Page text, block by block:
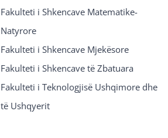
Fakulteti i Shkencave Matematike-
Natyrore
Fakulteti i Shkencave Mjekësore
Fakulteti i Shkencave të Zbatuara
Fakulteti i Teknologjisë Ushqimore dhe
të Ushqyerit